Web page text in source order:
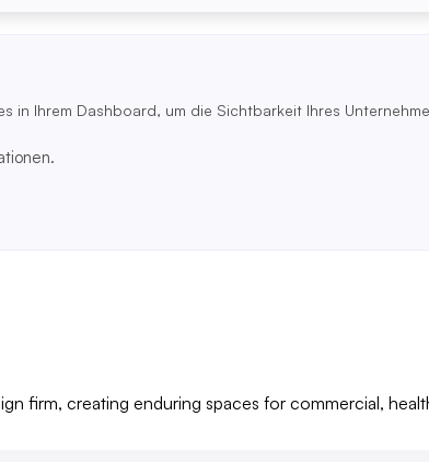
in Ihrem Dashboard, um die Sichtbarkeit Ihres
firm, creating enduring spaces for commercial,